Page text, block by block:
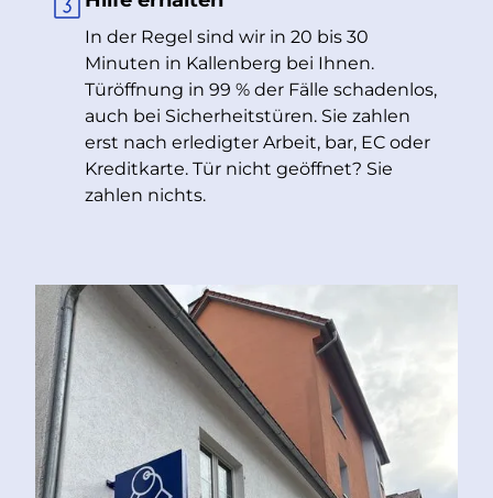
In der Regel sind wir in 20 bis 30
Minuten in Kallenberg bei Ihnen.
Türöffnung in 99 % der Fälle schadenlos,
auch bei Sicherheitstüren. Sie zahlen
erst nach erledigter Arbeit, bar, EC oder
Kreditkarte. Tür nicht geöffnet? Sie
zahlen nichts.